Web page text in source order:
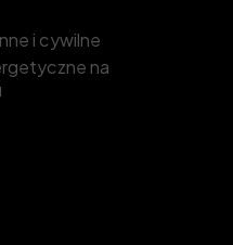
i cywilne
na